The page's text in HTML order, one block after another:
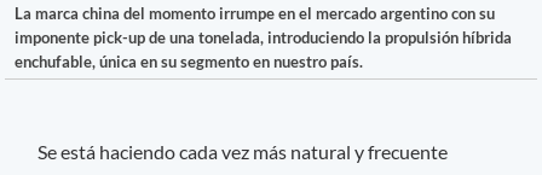
La marca china del momento irrumpe en el mercado argentino con su
imponente pick-up de una tonelada, introduciendo la propulsión híbrida
enchufable, única en su segmento en nuestro país.
Se está haciendo cada vez más natural y frecuente